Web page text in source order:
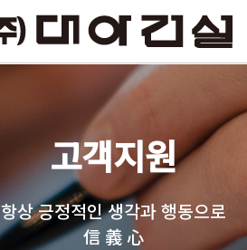
고객지원
항상 긍정적인 생각과 행동으로
信 義 心